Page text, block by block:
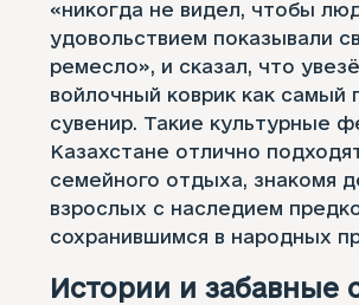
«никогда не видел, чтобы
удовольствием показывали
ремесло», и сказал, что
войлочный коврик как самый
сувенир. Такие культурные
Казахстане отлично
семейного отдыха, знакомя
взрослых с наследием
сохранившимся в народных
Истории и забавные